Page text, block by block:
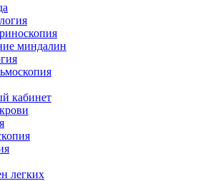
миндалин
кабинет
легких